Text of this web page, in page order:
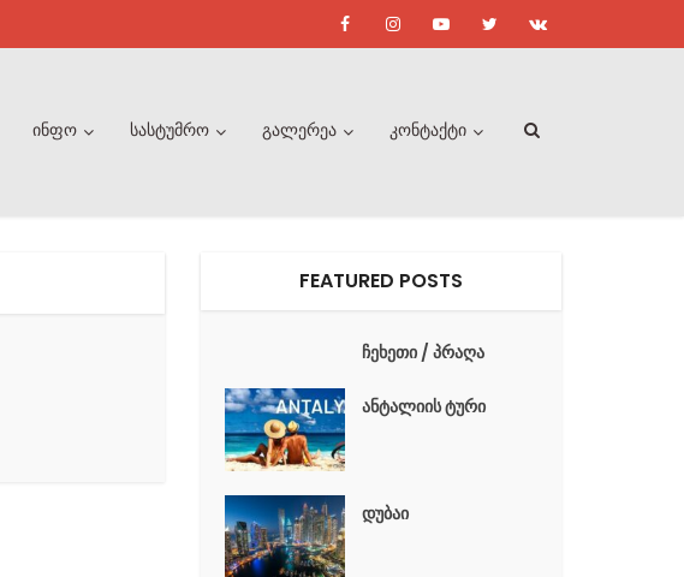
ინფო სასტუმრო გალერეა კონტაქტი
FEATURED POSTS
ჩეხეთი / პრაღა
ანტალიის ტური
დუბაი